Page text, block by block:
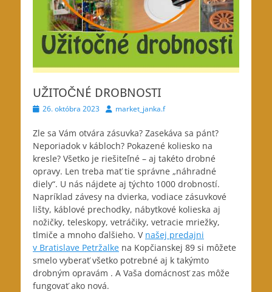
UŽITOČNÉ DROBNOSTI
Posted
26. októbra 2023 Authormarket_janka.f
Zle sa Vám otvára zásuvka? Zasekáva sa pánt?
Neporiadok v kábloch? Pokazené koliesko na
kresle? Všetko je riešiteľné – aj takéto drobné
opravy. Len treba mať tie správne „náhradné
diely“. U nás nájdete aj týchto 1000 drobností.
Napríklad závesy na dvierka, vodiace zásuvkové
lišty, káblové prechodky, nábytkové kolieska aj
nožičky, teleskopy, vetráčiky, vetracie mriežky,
tlmiče a mnoho ďalšieho. V našej predajni
v Bratislave Petržalke na Kopčianskej 89 si môžete
smelo vyberať všetko potrebné aj k takýmto
drobným opravám . A Vaša domácnosť zas môže
fungovať ako nová.